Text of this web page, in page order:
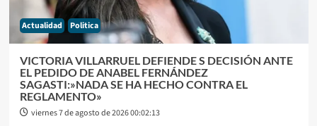
Actualidad Politica
VICTORIA VILLARRUEL DEFIENDE S DECISIÓN ANTE
EL PEDIDO DE ANABEL FERNÁNDEZ
SAGASTI:»NADA SE HA HECHO CONTRA EL
REGLAMENTO»
viernes 7 de agosto de 2026 00:02:13